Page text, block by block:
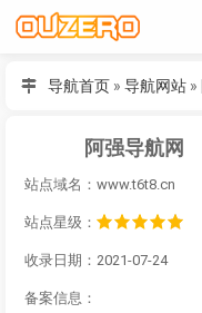
导航首页 » 导航网站 »
阿强导航网
站点域名：www.t6t8.cn
站点星级：
收录日期：2021-07-24
备案信息：